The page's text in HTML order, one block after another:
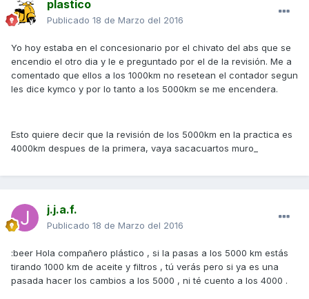
plastico
Publicado 18 de Marzo del 2016
Yo hoy estaba en el concesionario por el chivato del abs que se
encendio el otro dia y le e preguntado por el de la revisión. Me a
comentado que ellos a los 1000km no resetean el contador segun
les dice kymco y por lo tanto a los 5000km se me encendera.
Esto quiere decir que la revisión de los 5000km en la practica es
4000km despues de la primera, vaya sacacuartos muro_
j.j.a.f.
Publicado 18 de Marzo del 2016
:beer Hola compañero plástico , si la pasas a los 5000 km estás
tirando 1000 km de aceite y filtros , tú verás pero si ya es una
pasada hacer los cambios a los 5000 , ni té cuento a los 4000 .